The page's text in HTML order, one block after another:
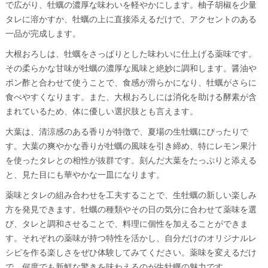
で広がり、牡蠣の濃厚な味わいを軽やかにします。柚子胡椒を少量
タレに溶かすか、牡蠣の上に直接添えるだけで、アクセントのある
一品が完成します。
大根おろしは、牡蠣をさっぱりとした味わいに仕上げる薬味です。
その柔らかな甘味が牡蠣の濃厚な風味と絶妙に調和します。醤油や
ポン酢と合わせて使うことで、食感が滑らかになり、牡蠣がさらに
食べやすくなります。また、大根おろしには消化を助ける酵素が含
まれているため、体に優しい選択肢とも言えます。
大葉は、清涼感のある香りが特徴で、夏場の生牡蠣にぴったりで
す。大葉の爽やかな香りが牡蠣の風味を引き締め、特にレモン果汁
を使ったタレとの相性が抜群です。刻んだ大葉をたっぷりと添える
と、見た目にも華やかな一皿になります。
薬味とタレの組み合わせを工夫することで、生牡蠣の新しい楽しみ
方を発見できます。牡蠣の種類やその日の気分に合わせて薬味を選
び、タレと調和させることで、料理に個性を加えることができま
す。それぞれの薬味が持つ特性を活かし、自分だけのオリジナルレ
シピを作る楽しさをぜひ体験してみてください。薬味を変えるだけ